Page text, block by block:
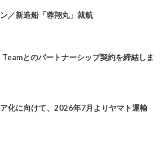
／新造船「蓉翔丸」就航
とのパートナーシップ契約を締結しま
化に向けて、2026年7月よりヤマト運輸